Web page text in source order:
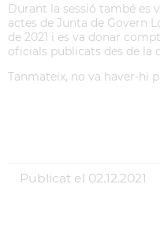
Durant la sessió també es
actes de Junta de Govern
de 2021 i es va donar
oficials publicats des de la
Tanmateix, no va haver-hi
Publicat el 02.12.2021